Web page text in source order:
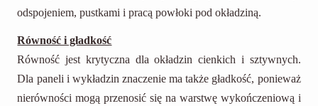
odspojeniem, pustkami i pracą powłoki pod okładziną.
Równość i gładkość
Równość jest krytyczna dla okładzin cienkich i sztywnych.
Dla paneli i wykładzin znaczenie ma także gładkość, ponieważ
nierówności mogą przenosić się na warstwę wykończeniową i